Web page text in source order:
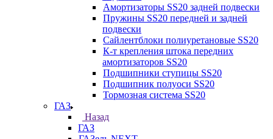
Амортизаторы SS20 задней подвески
Пружины SS20 передней и задней
подвески
Сайлентблоки полиуретановые SS20
К-т крепления штока передних
амортизаторов SS20
Подшипники ступицы SS20
Подшипник полуоси SS20
Тормозная система SS20
ГАЗ
Назад
ГАЗ